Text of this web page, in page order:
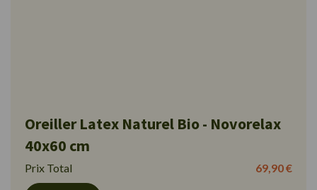
Oreiller Latex Naturel Bio - Novorelax
40x60 cm
Prix Total 69,90 €